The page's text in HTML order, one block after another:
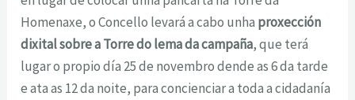
Homenaxe, o Concello levará a cabo unha proxección
dixital sobre a Torre do lema da campaña, que terá
lugar o propio día 25 de novembro dende as 6 da tarde
e ata as 12 da noite, para concienciar a toda a cidadanía